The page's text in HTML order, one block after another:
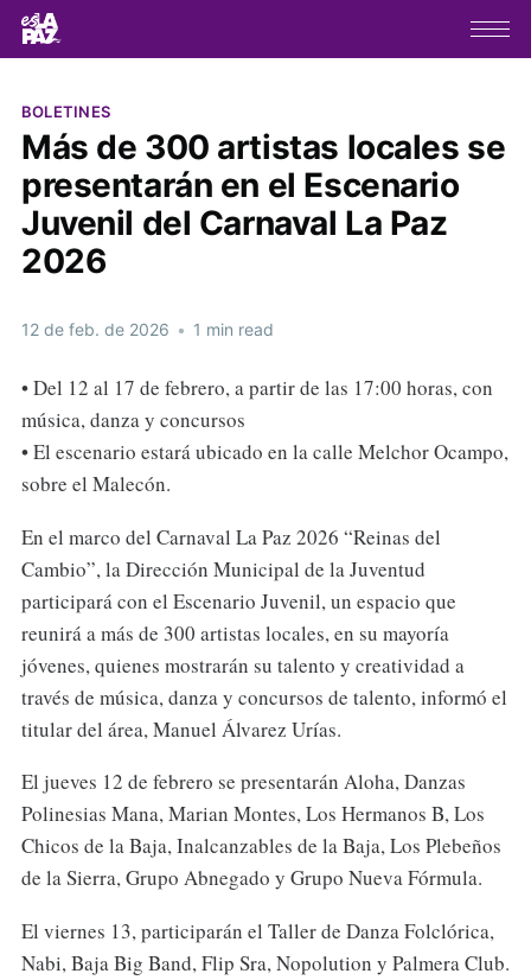
BOLETINES
Más de 300 artistas locales se
presentarán en el Escenario
Juvenil del Carnaval La Paz
2026
12 de feb. de 2026 • 1 min read
• Del 12 al 17 de febrero, a partir de las 17:00 horas, con
música, danza y concursos
• El escenario estará ubicado en la calle Melchor Ocampo,
sobre el Malecón.
En el marco del Carnaval La Paz 2026 “Reinas del
Cambio”, la Dirección Municipal de la Juventud
participará con el Escenario Juvenil, un espacio que
reunirá a más de 300 artistas locales, en su mayoría
jóvenes, quienes mostrarán su talento y creatividad a
través de música, danza y concursos de talento, informó el
titular del área, Manuel Álvarez Urías.
El jueves 12 de febrero se presentarán Aloha, Danzas
Polinesias Mana, Marian Montes, Los Hermanos B, Los
Chicos de la Baja, Inalcanzables de la Baja, Los Plebeños
de la Sierra, Grupo Abnegado y Grupo Nueva Fórmula.
El viernes 13, participarán el Taller de Danza Folclórica,
Nabi, Baja Big Band, Flip Sra, Nopolution y Palmera Club.